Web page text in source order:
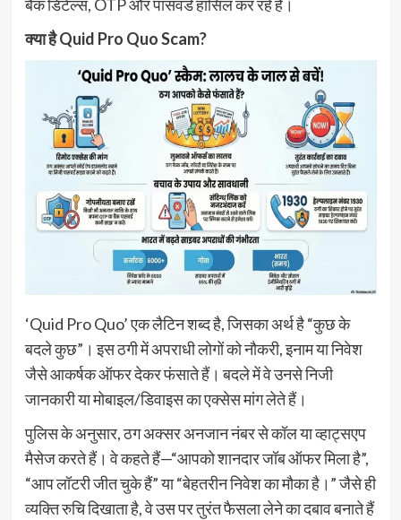
बैंक डिटेल्स, OTP और पासवर्ड हासिल कर रहे हैं।
क्या है Quid Pro Quo Scam?
‘Quid Pro Quo’ एक लैटिन शब्द है, जिसका अर्थ है “कुछ के
बदले कुछ”। इस ठगी में अपराधी लोगों को नौकरी, इनाम या निवेश
जैसे आकर्षक ऑफर देकर फंसाते हैं। बदले में वे उनसे निजी
जानकारी या मोबाइल/डिवाइस का एक्सेस मांग लेते हैं।
पुलिस के अनुसार, ठग अक्सर अनजान नंबर से कॉल या व्हाट्सएप
मैसेज करते हैं। वे कहते हैं—“आपको शानदार जॉब ऑफर मिला है”,
“आप लॉटरी जीत चुके हैं” या “बेहतरीन निवेश का मौका है।” जैसे ही
व्यक्ति रुचि दिखाता है, वे उस पर तुरंत फैसला लेने का दबाव बनाते हैं